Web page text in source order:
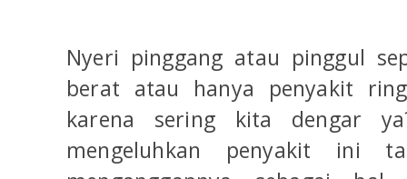
Nyeri pinggang atau pinggul
berat atau hanya penyakit
karena sering kita dengar
mengeluhkan penyakit ini